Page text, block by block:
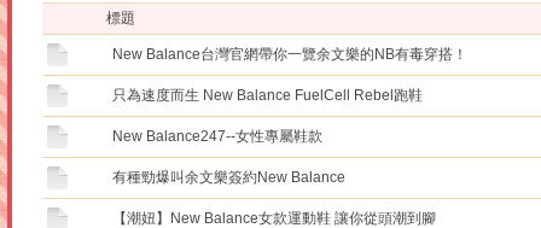
標題
New Balance台灣官網帶你一覽余文樂的NB有毒穿搭！
只為速度而生 New Balance FuelCell Rebel跑鞋
New Balance247--女性專屬鞋款
有種勁爆叫余文樂簽約New Balance
【潮妞】New Balance女款運動鞋 讓你從頭潮到腳